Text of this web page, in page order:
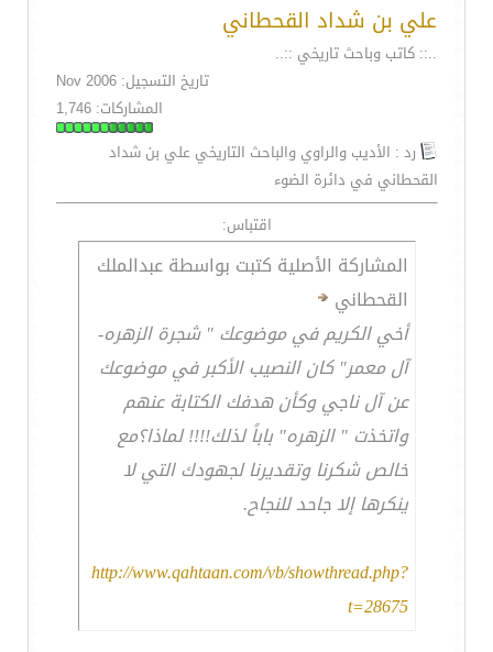
علي بن شداد القحطاني
..:: كاتب وباحث تاريخي ::..
تاريخ التسجيل: Nov 2006
المشاركات: 1,746
رد : الأديب والراوي والباحث التاريخي علي بن شداد
القحطاني في دائرة الضوء
اقتباس:
المشاركة الأصلية كتبت بواسطة عبدالملك
القحطاني
أخي الكريم في موضوعك " شجرة الزهره-
آل معمر" كان النصيب الأكبر في موضوعك
عن آل ناجي وكأن هدفك الكتابة عنهم
واتخذت " الزهره" باباً لذلك!!!! لماذا؟مع
خالص شكرنا وتقديرنا لجهودك التي لا
ينكرها إلا جاحد للنجاح.
http://www.qahtaan.com/vb/showthread.php?
t=28675